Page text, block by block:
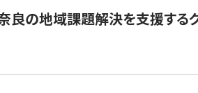
良の地域課題解決を支援する